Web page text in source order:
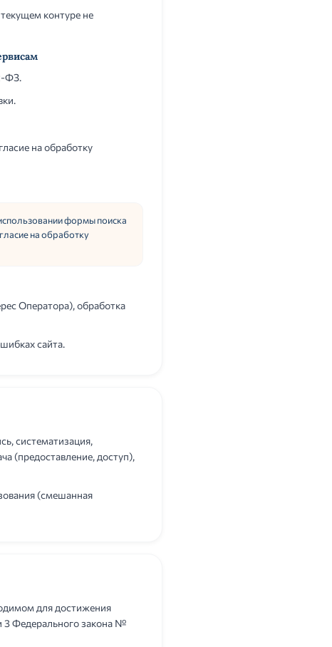
контуре не
ФЗ.
на обработку
формы поиска
на обработку
Оператора), обработка
сайта.
систематизация,
(предоставление, доступ),
(смешанная
для достижения
3 Федерального закона №